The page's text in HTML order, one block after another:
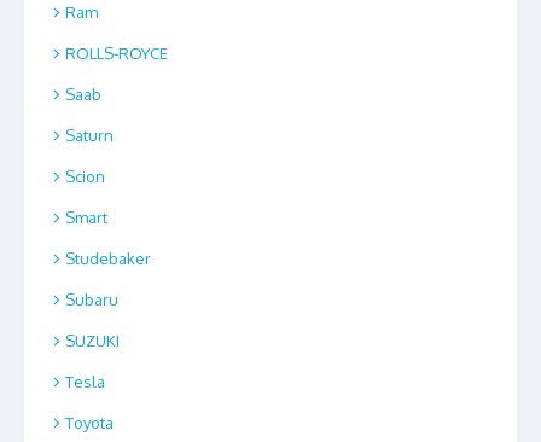
Ram
ROLLS-ROYCE
Saab
Saturn
Scion
Smart
Studebaker
Subaru
SUZUKI
Tesla
Toyota